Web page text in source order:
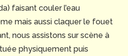
faisant couler l’eau
mais aussi claquer le fouet
nous assistons sur scène à
physiquement puis